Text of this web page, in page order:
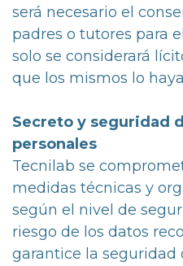
será necesario el
padres o tutores para
solo se considerará
que los mismos lo
Secreto y seguridad
personales
Tecnilab se
medidas técnicas y
según el nivel de
riesgo de los datos
garantice la seguridad